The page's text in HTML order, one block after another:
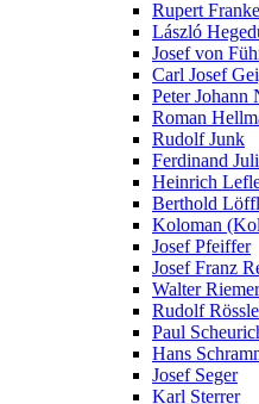
Rupert Franke
László
Josef von
Carl Josef
Peter Johann
Roman
Rudolf Junk
Ferdinand
Heinrich
Berthold
Koloman
Josef Pfeiffer
Josef Franz
Walter Riemer
Rudolf
Paul
Hans
Josef Seger
Karl Sterrer